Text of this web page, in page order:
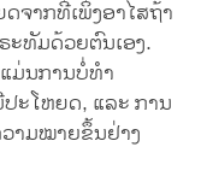
ຈາກທີ່ເພິ່ງອາໄສຖ້າ
ະທັມດ້ວຍຕົນເອງ.
ມ່ນການບໍ່ທຳ
ະໂຫຍດ, ແລະ ການ
າມໝາຍຂຶ້ນຢ່າງ